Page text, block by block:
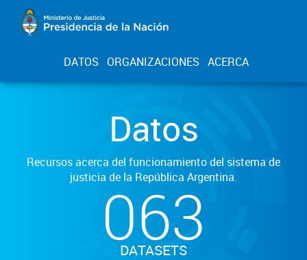
DATOS ORGANIZACIONES ACERCA
Datos
Recursos acerca del funcionamiento del sistema de
justicia de la República Argentina.
063
DATASETS